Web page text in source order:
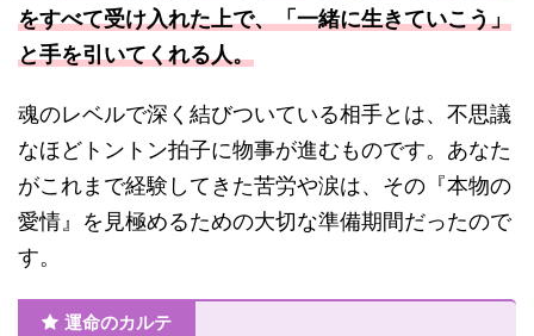
をすべて受け入れた上で、「一緒に生きていこう」
と手を引いてくれる人。
魂のレベルで深く結びついている相手とは、不思議
なほどトントン拍子に物事が進むものです。あなた
がこれまで経験してきた苦労や涙は、その『本物の
愛情』を見極めるための大切な準備期間だったので
す。
運命のカルテ